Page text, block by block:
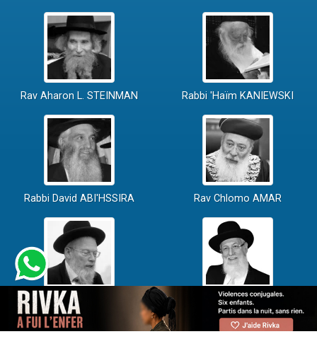
Rav Aharon L. STEINMAN Rabbi 'Haïm KANIEWSKI
Rabbi David ABI'HSSIRA Rav Chlomo AMAR
Rav Israël GANTZ Rav Yossef-Haïm SITRUK